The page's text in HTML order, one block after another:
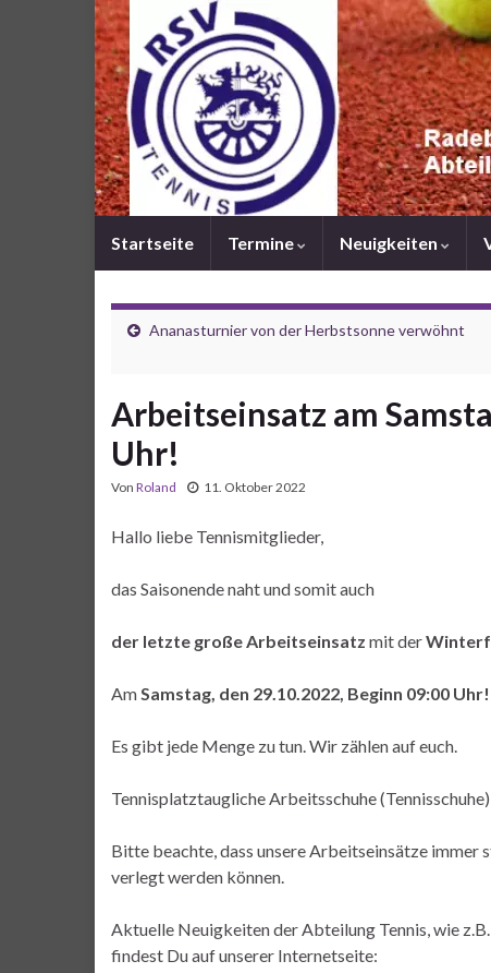
Startseite Termine Neuigkeiten
Ananasturnier von der Herbstsonne verwöhnt
Arbeitseinsatz am
Uhr!
Von Roland 11. Oktober 2022
Hallo liebe Tennismitglieder,
das Saisonende naht und somit auch
der letzte große Arbeitseinsatz mit der
AmSamstag, den 29.10.2022, Beginn 09:00 Uhr!
Es gibt jede Menge zu tun. Wir zählen auf euch.
Tennisplatztaugliche Arbeitsschuhe
Bitte beachte, dass unsere Arbeitseinsätze
verlegt werden können.
Aktuelle Neuigkeiten der Abteilung Tennis, wie
findest Du auf unserer Internetseite: